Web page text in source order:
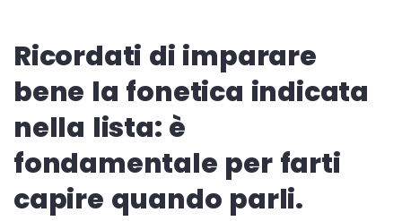
Ricordati di imparare
bene la fonetica indicata
nella lista: è
fondamentale per farti
capire quando parli.